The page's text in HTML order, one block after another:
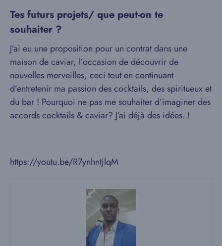
Tes futurs projets/ que peut-on te
souhaiter ?
J’ai eu une proposition pour un contrat dans une
maison de caviar, l’occasion de découvrir de
nouvelles merveilles, ceci tout en continuant
d’entretenir ma passion des cocktails, des spiritueux et
du bar ! Pourquoi ne pas me souhaiter d’imaginer des
accords cocktails & caviar? J’ai déjà des idées..!
https://youtu.be/R7ynhntjlqM